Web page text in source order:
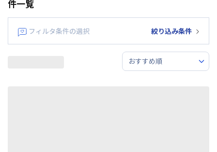
件一覧
フィルタ条件の選択 絞り込み条件